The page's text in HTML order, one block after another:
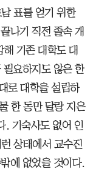
표를 얻기 위한
나기 직전 졸속 개
기존 대학도 대
요하지도 않은 한
로 대학을 설립하
한 동만 달랑 지은
. 기숙사도 없어 인
상태에서 교수진
에 없었을 것이다.